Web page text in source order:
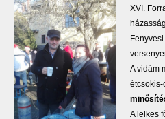
XVI.
A vidám
A lelkes